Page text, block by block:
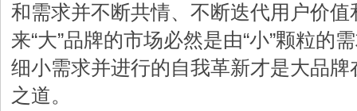
和需求并不断共情、不断迭代用户价
来“大”品牌的市场必然是由“小”颗粒的
细小需求并进行的自我革新才是大品
之道。